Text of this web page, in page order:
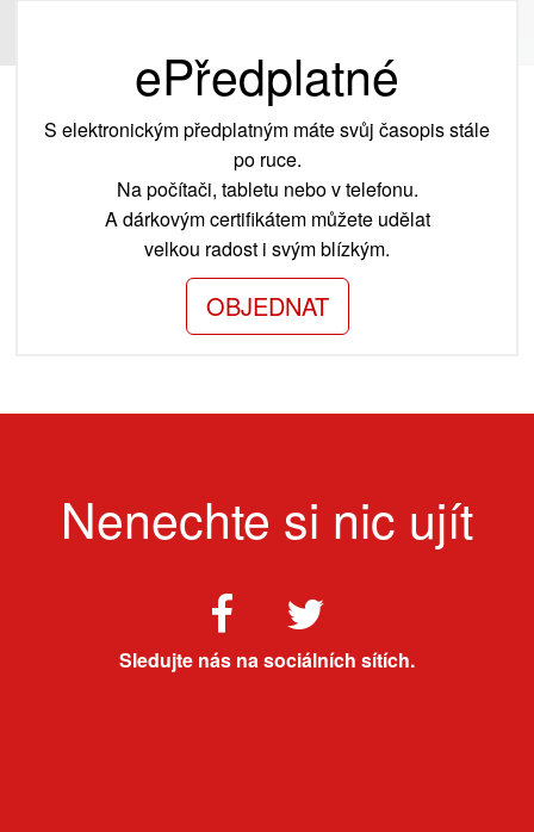
ePředplatné
S elektronickým předplatným máte svůj časopis stále
po ruce.
Na počítači, tabletu nebo v telefonu.
A dárkovým certifikátem můžete udělat
velkou radost i svým blízkým.
OBJEDNAT
Nenechte si nic ujít
Sledujte nás na sociálních sítích.